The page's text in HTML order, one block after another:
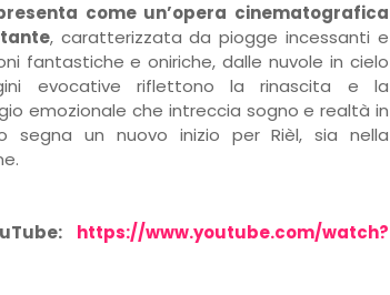
come un’opera cinematografica
, caratterizzata da piogge incessanti e
fantastiche e oniriche, dalle nuvole in cielo
evocative riflettono la rinascita e la
emozionale che intreccia sogno e realtà in
segna un nuovo inizio per Rièl, sia nella
https://www.youtube.com/watch?